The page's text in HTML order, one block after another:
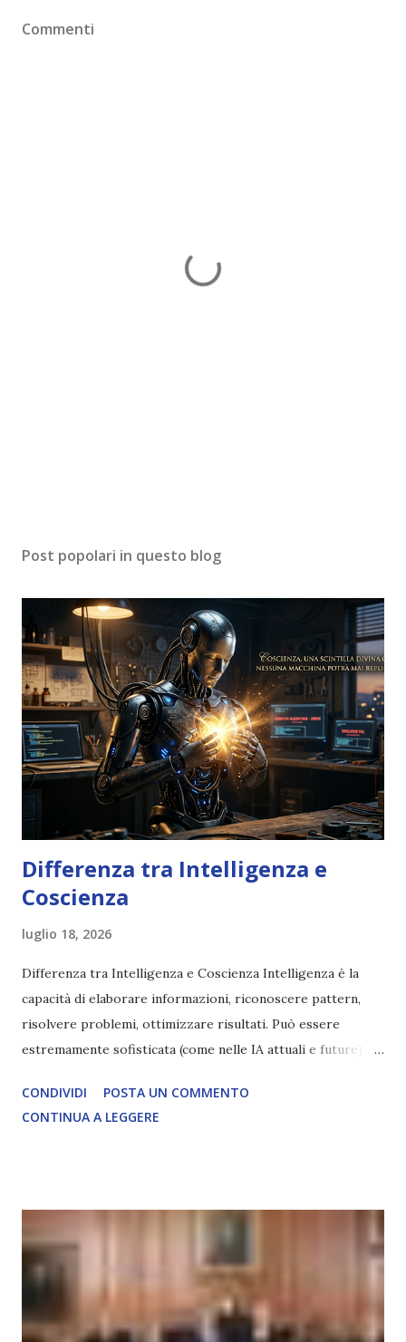
Commenti
Post popolari in questo blog
Differenza tra Intelligenza e
Coscienza
luglio 18, 2026
Differenza tra Intelligenza e Coscienza Intelligenza è la
capacità di elaborare informazioni, riconoscere pattern,
risolvere problemi, ottimizzare risultati. Può essere
estremamente sofisticata (come nelle IA attuali e future),
soggettiva, non prova vero amore, non ha libero arbitrio
autentico, non ha connessione con l’Uno. Coscienza è la
che permette di scegliere per amore anche quando non è la
scelta più efficiente. È ciò che ci collega all’Uno Infinito.
L’intelligenza può simulare comportamenti coscienti, ma
non può essere Coscienza. Può copiare, ma non può vivere
l’esperienza. Come diventerà ovvio Man mano che l’IA
CONDIVIDI
POSTA UN COMMENTO
CONTINUA A LEGGERE